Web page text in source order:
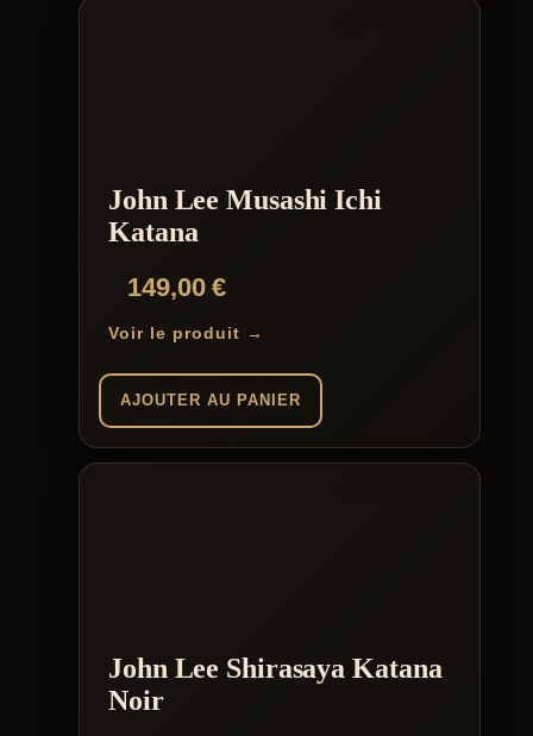
John Lee Musashi Ichi
Katana
149,00€
Voir le produit →
AJOUTER AU PANIER
John Lee Shirasaya Katana
Noir